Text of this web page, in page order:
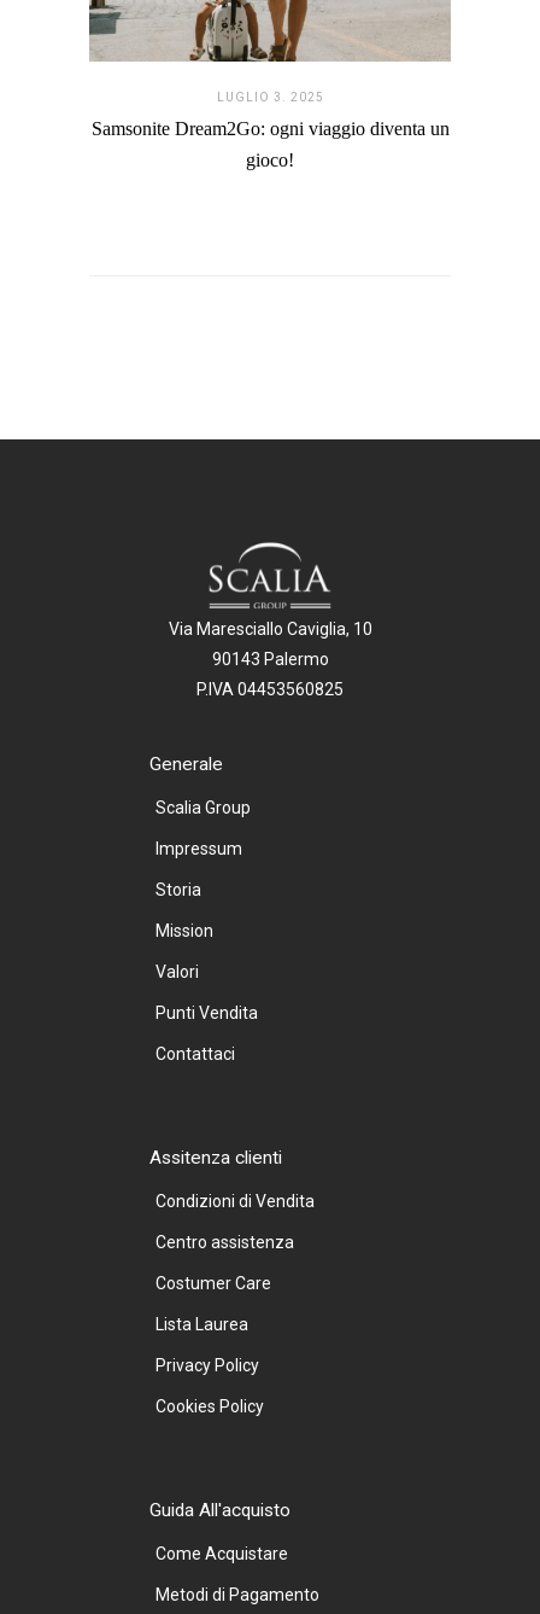
LUGLIO 3. 2025
Samsonite Dream2Go: ogni viaggio diventa un
gioco!
Via Maresciallo Caviglia, 10
90143 Palermo
P.IVA 04453560825
Generale
Scalia Group
Impressum
Storia
Mission
Valori
Punti Vendita
Contattaci
Assitenza clienti
Condizioni di Vendita
Centro assistenza
Costumer Care
Lista Laurea
Privacy Policy
Cookies Policy
Guida All'acquisto
Come Acquistare
Metodi di Pagamento